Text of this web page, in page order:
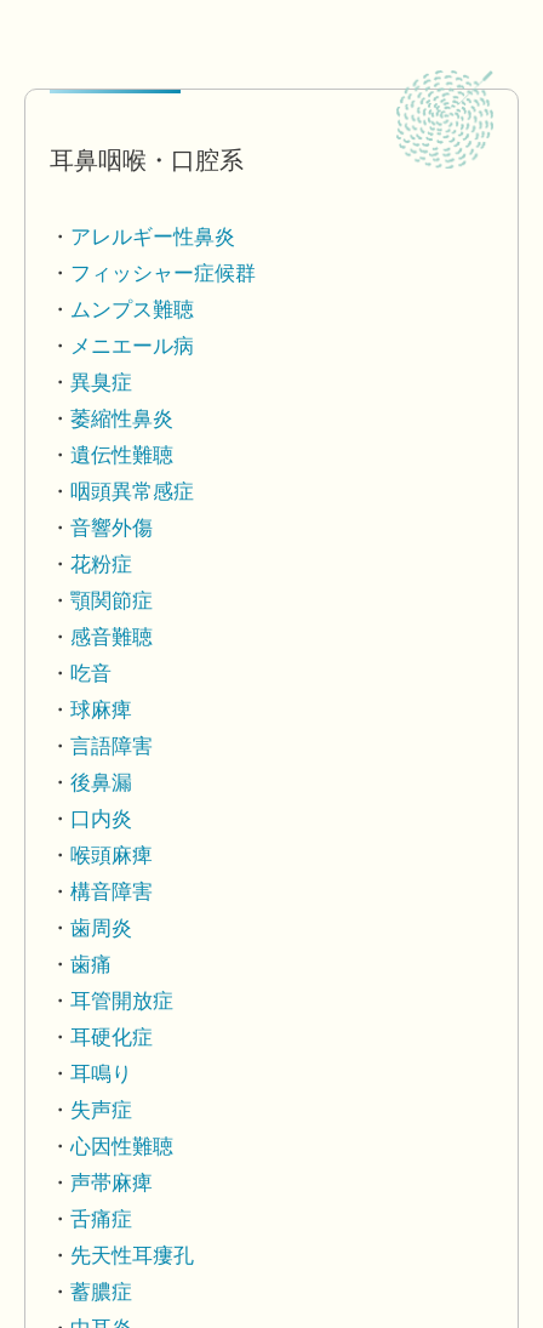
耳鼻咽喉・口腔系
アレルギー性鼻炎
フィッシャー症候群
ムンプス難聴
メニエール病
異臭症
萎縮性鼻炎
遺伝性難聴
咽頭異常感症
音響外傷
花粉症
顎関節症
感音難聴
吃音
球麻痺
言語障害
後鼻漏
口内炎
喉頭麻痺
構音障害
歯周炎
歯痛
耳管開放症
耳硬化症
耳鳴り
失声症
心因性難聴
声帯麻痺
舌痛症
先天性耳瘻孔
蓄膿症